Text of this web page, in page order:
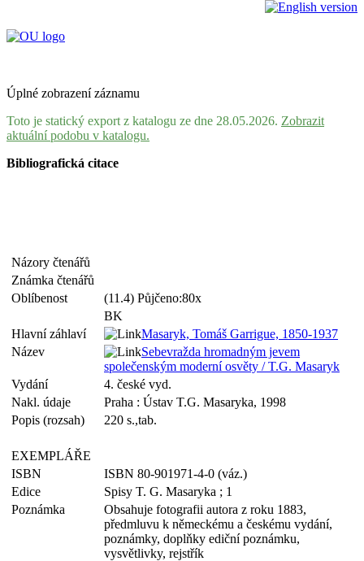
Úplné zobrazení záznamu
Toto je statický export z katalogu ze dne 28.05.2026. Zobrazit
aktuální podobu v katalogu.
Bibliografická citace
Názory čtenářů
Známka čtenářů
Oblíbenost
(11.4) Půjčeno:80x
BK
Hlavní záhlaví
Masaryk, Tomáš Garrigue, 1850-1937
Název
Sebevražda hromadným jevem
společenským moderní osvěty / T.G. Masaryk
Vydání
4. české vyd.
Nakl. údaje
Praha : Ústav T.G. Masaryka, 1998
Popis (rozsah)
220 s.,tab.
EXEMPLÁŘE
ISBN
ISBN 80-901971-4-0 (váz.)
Edice
Spisy T. G. Masaryka ; 1
Poznámka
Obsahuje fotografii autora z roku 1883,
předmluvu k německému a českému vydání,
poznámky, doplňky ediční poznámku,
vysvětlivky, rejstřík